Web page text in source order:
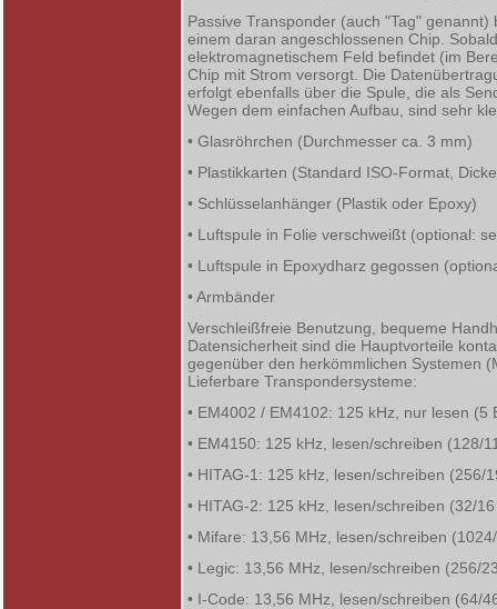
Passive Transponder (auch "Tag"
einem daran angeschlossenen Chip.
elektromagnetischem Feld befindet (im
Chip mit Strom versorgt. Die
erfolgt ebenfalls über die Spule, die als
Wegen dem einfachen Aufbau, sind sehr
• Glasröhrchen (Durchmesser ca. 3 mm)
• Plastikkarten (Standard ISO-Format,
• Schlüsselanhänger (Plastik oder Epoxy)
• Luftspule in Folie verschweißt (optional:
• Luftspule in Epoxydharz gegossen
• Armbänder
Verschleißfreie Benutzung, bequeme
Datensicherheit sind die Hauptvorteile
gegenüber den herkömmlichen Systemen
Lieferbare Transpondersysteme:
• EM4002 / EM4102: 125 kHz, nur lesen (5
• EM4150: 125 kHz, lesen/schreiben (128/
• HITAG-1: 125 kHz, lesen/schreiben (256/
• HITAG-2: 125 kHz, lesen/schreiben (32/
• Mifare: 13,56 MHz, lesen/schreiben
• Legic: 13,56 MHz, lesen/schreiben (256/
• I-Code: 13,56 MHz, lesen/schreiben (64/